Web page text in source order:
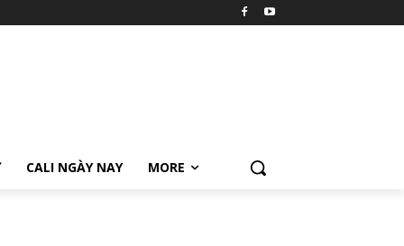
CALI NGÀY NAY MORE